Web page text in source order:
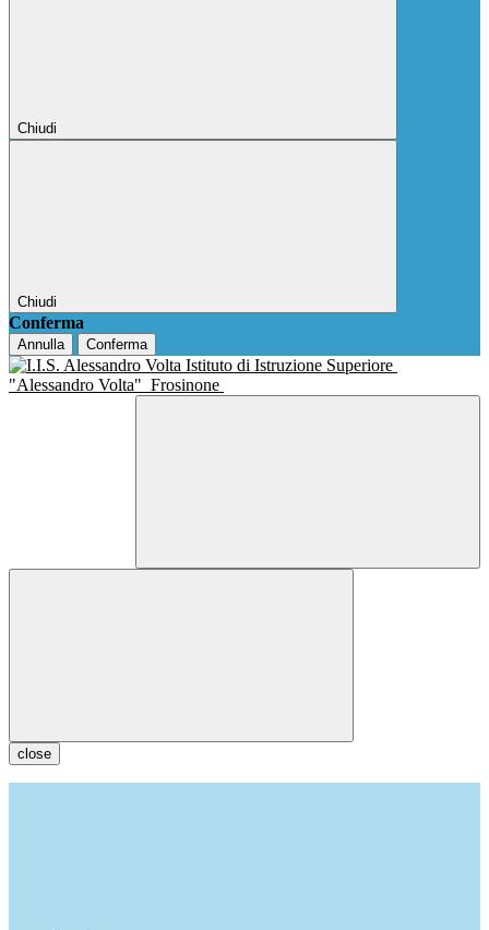
Chiudi
Chiudi
Conferma
Annulla Conferma
Istituto di Istruzione Superiore
"Alessandro Volta" Frosinone
close